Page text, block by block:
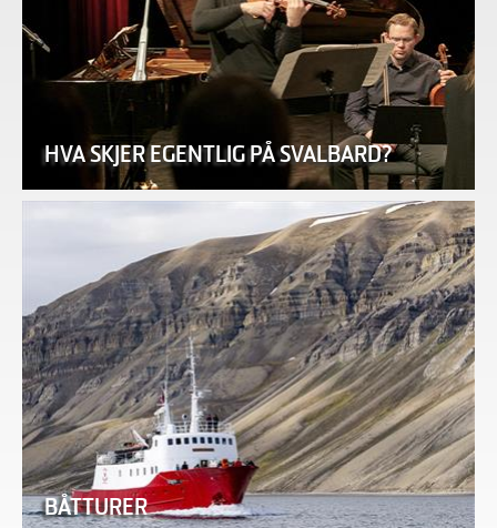
HVA SKJER EGENTLIG PÅ SVALBARD?
BÅTTURER